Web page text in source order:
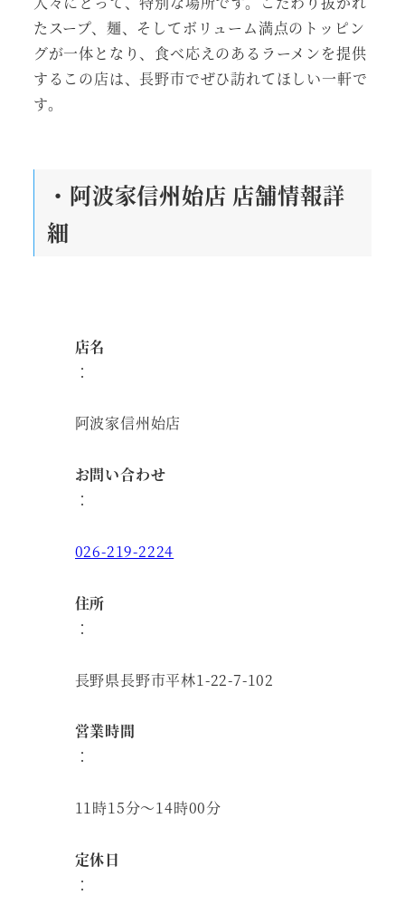
たスープ、麺、そしてボリューム満点のトッピン
グが一体となり、食べ応えのあるラーメンを提供
するこの店は、長野市でぜひ訪れてほしい一軒で
す。
・阿波家信州始店 店舗情報詳
細
店名
：
阿波家信州始店
お問い合わせ
：
026-219-2224
住所
：
長野県長野市平林1-22-7-102
営業時間
：
11時15分～14時00分
定休日
：